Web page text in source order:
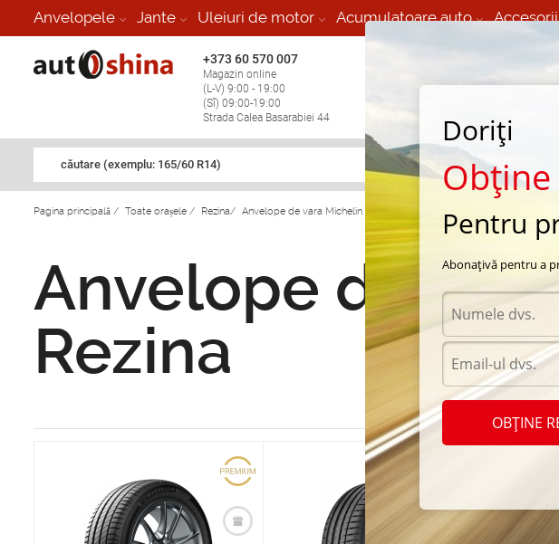
Anvelopele Jante Uleiuri de motor Acumulatoare auto Accesorii
+373 60 570 007
Magazin online
(L-V) 9:00 - 19:00
(Sî) 09:00-19:00
Strada Calea Basarabiei 44
stop în toate regiunile
(L-
căutare (exemplu: 165/60 R14)
Pagina principală / Toate orașele / Rezina/ Anvelope de vara Michelin in Rezina /
Anvelope de
Rezina
Doriți
Pentru
Abonațivă pentru a
OBȚINE